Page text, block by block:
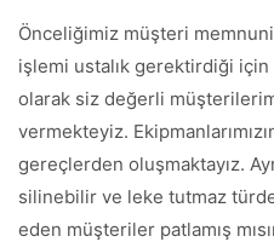
Önceliğimiz müşteri
işlemi ustalık gerektirdiği için
olarak siz değerli
vermekteyiz.
gereçlerden oluşmaktayız.
silinebilir ve leke tutmaz
eden müşteriler patlamış